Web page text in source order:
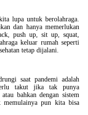
lupa untuk berolahraga.
dan hanya memerlukan
push up, sit up, squat,
keluar rumah seperti
tetap dijalani.
saat pandemi adalah
takut jika tak punya
bahkan dengan sistem
memulainya pun kita bisa